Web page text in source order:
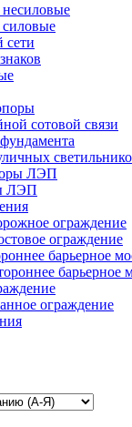
сети
сотовой связи
ЛЭП
ЛЭП
ограждение
ограждение
барьерное
барьерное
ограждение